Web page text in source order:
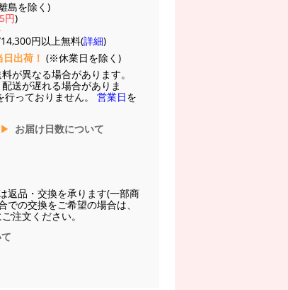
島を除く)
円)
円以上無料(詳細)
出荷！ (※休業日を除く)
が異なる場合があります。
送が遅れる場合がありま
っておりません。 営業日を
お届け日数について
返品・交換を承ります(一部商
での交換をご希望の場合は、
注文ください。